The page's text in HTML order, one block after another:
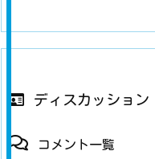
ディスカッション
コメント一覧